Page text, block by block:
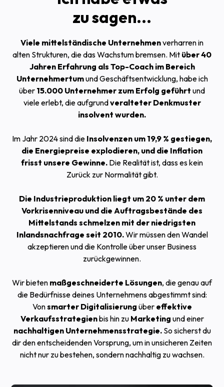
zu sagen...
Viele mittelständische Unternehmenverharren in
alten Strukturen, die das Wachstum bremsen. Mit über 40
Jahren Erfahrung als Top-Coach im Bereich
Unternehmertumund Geschäftsentwicklung, habe ich
über 15.000 Unternehmer zum Erfolg geführt und
viele erlebt, die aufgrundveralteter Denkmuster
insolvent wurden.
Im Jahr 2024 sind die Insolvenzen um 19,9 % gestiegen,
die Energiepreise explodieren, und die Inflation
frisst unsere Gewinne. Die Realität ist, dass es kein
Zurück zur Normalität gibt.
Die Industrieproduktion liegt um 20 % unter dem
Vorkrisenniveau und die Auftragsbestände des
Mittelstands schmelzen mit der niedrigsten
Inlandsnachfrage seit 2010.Wir müssen den Wandel
akzeptieren und die Kontrolle über unser Business
zurückgewinnen.
Wir bieten maßgeschneiderte Lösungen, die genau auf
die Bedürfnisse deines Unternehmens abgestimmt sind:
Vonsmarter Digitalisierung über effektive
Verkaufsstrategienbis hin zu Marketing und einer
nachhaltigen Unternehmensstrategie.So sicherst du
dir den entscheidenden Vorsprung, um in unsicheren Zeiten
nicht nur zu bestehen, sondern nachhaltig zu wachsen.